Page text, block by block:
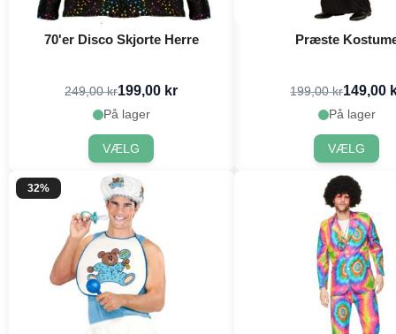
70'er Disco Skjorte Herre
249,00 kr199,00 kr
På lager
VÆLG
Præste
199,00 kr149,00
På lager
VÆLG
32%